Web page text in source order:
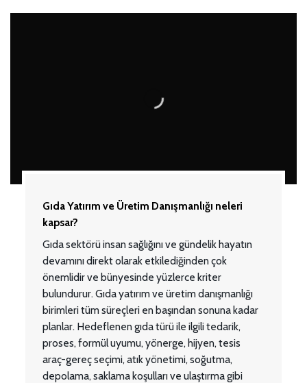
Gıda Yatırım ve Üretim Danışmanlığı neleri
kapsar?
Gıda sektörü insan sağlığını ve gündelik hayatın
devamını direkt olarak etkilediğinden çok
önemlidir ve bünyesinde yüzlerce kriter
bulundurur. Gıda yatırım ve üretim danışmanlığı
birimleri tüm süreçleri en başından sonuna kadar
planlar. Hedeflenen gıda türü ile ilgili tedarik,
proses, formül uyumu, yönerge, hijyen, tesis
araç-gereç seçimi, atık yönetimi, soğutma,
depolama, saklama koşulları ve ulaştırma gibi